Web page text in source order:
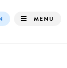
MENU